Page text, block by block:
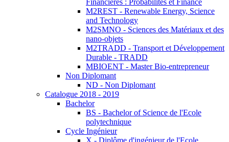
Financières : Probabilités et Finance
M2REST - Renewable Energy, Science
and Technology
M2SMNO - Sciences des Matériaux et des
nano-objets
M2TRADD - Transport et Développement
Durable - TRADD
MBIOENT - Master Bio-entrepreneur
Non Diplomant
ND - Non Diplomant
Catalogue 2018 - 2019
Bachelor
BS - Bachelor of Science de l'Ecole
polytechnique
Cycle Ingénieur
X - Diplôme d'ingénieur de l'Ecole